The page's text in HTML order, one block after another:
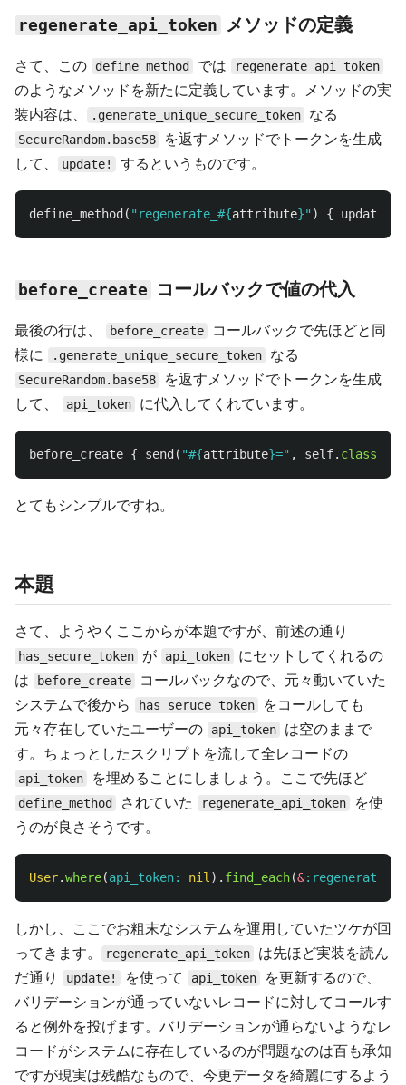
regenerate_api_token メソッドの定義
さて、この define_method では regenerate_api_token
のようなメソッドを新たに定義しています。メソッドの実
装内容は、
.generate_unique_secure_token なる
SecureRandom.base58
を返すメソッドでトークンを生成
して、
update! するというものです。
define_method ( "regenerate_ #{attribute}" ) { update!
before_create コールバックで値の代入
最後の行は、 before_create
コールバックで先ほどと同
様に
.generate_unique_secure_token なる
SecureRandom.base58
を返すメソッドでトークンを生成
して、
api_token に代入してくれています。
before_create { send ( "#{attribute}=" , self. class
とてもシンプルですね。
本題
さて、ようやくここからが本題ですが、前述の通り
has_secure_token が api_token
にセットしてくれるの
は
before_create
コールバックなので、元々動いていた
システムで後から
has_seruce_token
をコールしても
元々存在していたユーザーの
api_token
は空のままで
す。ちょっとしたスクリプトを流して全レコードの
api_token を埋めることにしましょう。ここで先ほど
define_method されていた regenerate_api_token
を使
うのが良さそうです。
User.where(api_token: nil ). find_each(&
しかし、ここでお粗末なシステムを運用していたツケが回
ってきます。
regenerate_api_token
は先ほど実装を読ん
だ通り
update! を使って api_token
を更新するので、
バリデーションが通っていないレコードに対してコールす
ると例外を投げます。バリデーションが通らないようなレ
コードがシステムに存在しているのが問題なのは百も承知
ですが現実は残酷なもので、今更データを綺麗にするよう